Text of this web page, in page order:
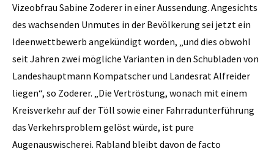
Vizeobfrau Sabine Zoderer in einer Aussendung. Angesichts
des wachsenden Unmutes in der Bevölkerung sei jetzt ein
Ideenwettbewerb angekündigt worden, „und dies obwohl
seit Jahren zwei mögliche Varianten in den Schubladen von
Landeshauptmann Kompatscher und Landesrat Alfreider
liegen“, so Zoderer. „Die Vertröstung, wonach mit einem
Kreisverkehr auf der Töll sowie einer Fahrradunterführung
das Verkehrsproblem gelöst würde, ist pure
Augenauswischerei. Rabland bleibt davon de facto